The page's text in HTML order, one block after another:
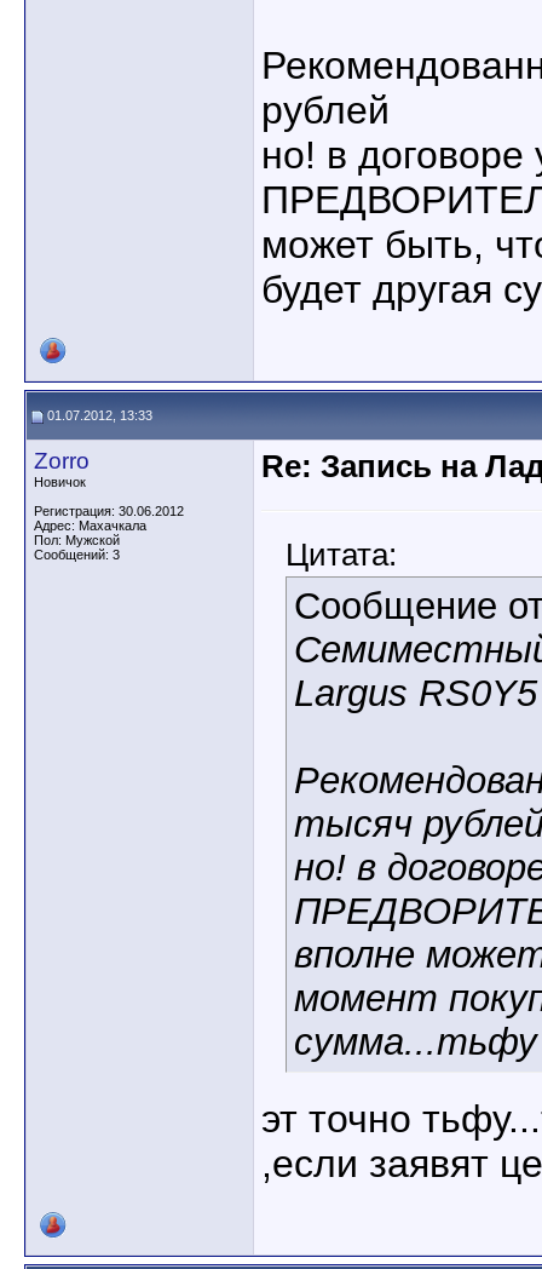
рублей
но! в договоре
может быть,
будет другая
01.07.2012, 13:33
Zorro
Новичок
Регистрация: 30.06.2012
Адрес: Махачкала
Пол: Мужской
Сообщений: 3
Re: Запись на
Цитата:
Сообщение
Largus
тысяч
но! в
вполне
момент
сумма...тьфу
эт точно
,если заявят